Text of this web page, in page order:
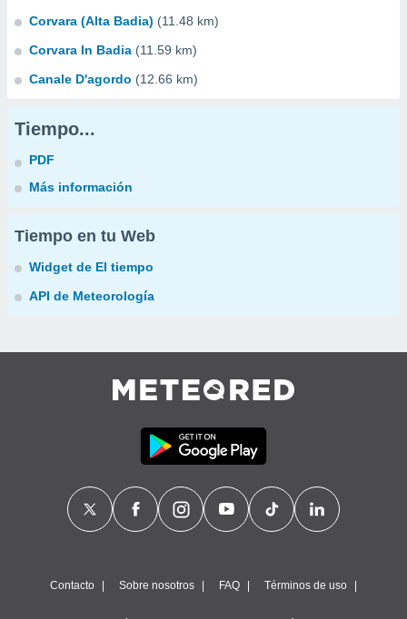
Corvara (Alta Badia) (11.48 km)
Corvara In Badia (11.59 km)
Canale D'agordo (12.66 km)
Tiempo...
PDF
Más información
Tiempo en tu Web
Widget de El tiempo
API de Meteorología
Contacto Sobre nosotros FAQ Términos de uso